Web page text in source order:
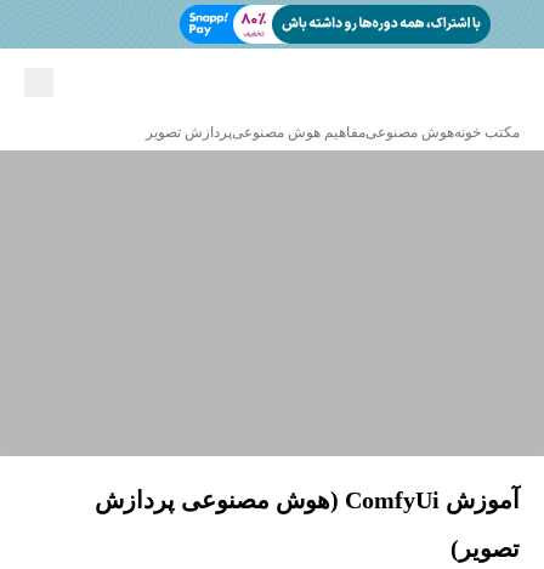
مکتب خونههوش مصنوعیمفاهیم هوش مصنوعیپردازش تصویر
آموزش ComfyUi (هوش مصنوعی پردازش
تصویر)